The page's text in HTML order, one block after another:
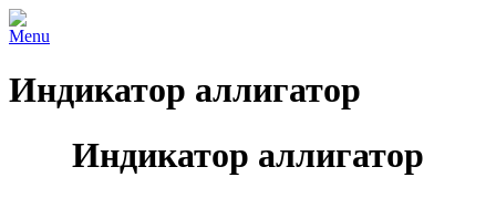
Menu
Индикатор аллигатор
Индикатор аллигатор